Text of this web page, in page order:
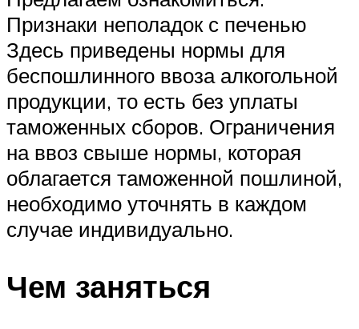
Признаки неполадок с печенью
Здесь приведены нормы для
беспошлинного ввоза алкогольной
продукции, то есть без уплаты
таможенных сборов. Ограничения
на ввоз свыше нормы, которая
облагается таможенной пошлиной,
необходимо уточнять в каждом
случае индивидуально.
Чем заняться